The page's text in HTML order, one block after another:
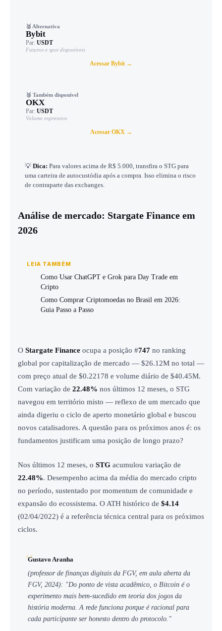
🥈 Alternativa
Bybit
Par: USDT
Futuros e spot disponíveis
Acessar Bybit →
🥉 Também disponível
OKX
Par: USDT
Volume expressivo
Acessar OKX →
💡 Dica: Para valores acima de R$ 5.000, transfira o STG para
uma carteira de autocustódia após a compra. Isso elimina o risco
de contraparte das exchanges.
Análise de mercado: Stargate Finance em
2026
LEIA TAMBÉM
Como Usar ChatGPT e Grok para Day Trade em
Cripto
Como Comprar Criptomoedas no Brasil em 2026:
Guia Passo a Passo
O Stargate Finance ocupa a posição #747 no ranking
global por capitalização de mercado — $26.12M no total —
com preço atual de $0.22178 e volume diário de $40.45M.
Com variação de 22.48% nos últimos 12 meses, o STG
navegou em território misto — reflexo de um mercado que
ainda digeriu o ciclo de aperto monetário global e buscou
novos catalisadores. A questão para os próximos anos é: os
fundamentos justificam uma posição de longo prazo?
Nos últimos 12 meses, o STG acumulou variação de
22.48%. Desempenho acima da média do mercado cripto
no período, sustentado por momentum de comunidade e
expansão do ecossistema. O ATH histórico de $4.14
(02/04/2022) é a referência técnica central para os próximos
ciclos.
Gustavo Aranha
(professor de finanças digitais da FGV, em aula aberta da
FGV, 2024): "Do ponto de vista acadêmico, o Bitcoin é o
experimento mais bem-sucedido em teoria dos jogos da
história moderna. A rede funciona porque é racional para
cada participante ser honesto dentro do protocolo."